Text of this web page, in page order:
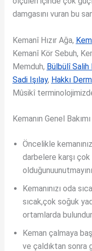
damgasını vuran bu
Kemanî Hızır Ağa,
Kemanî Kör Sebuh,
Memduh, Bülbülî Salih
Sadi Işılay, Hakkı
Mûsikî
Kemanın Genel Bakımı
Öncelikle
darbelere karşı
Kemanınızı oda
sıcak,çok soğuk
ortamlarda
Keman çalmaya
ve çaldıktan sonra